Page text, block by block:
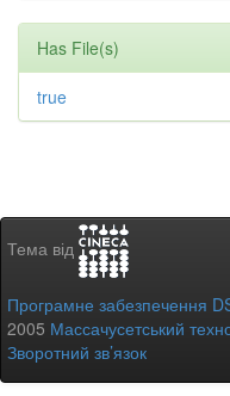
Has File(s)
true
Тема від
Програмне забезпечення
2005 Массачусетський
Зворотний зв’язок